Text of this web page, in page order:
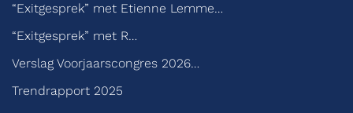
“Exitgesprek” met Etienne Lemme…
“Exitgesprek” met R…
Verslag Voorjaarscongres 2026…
Trendrapport 2025